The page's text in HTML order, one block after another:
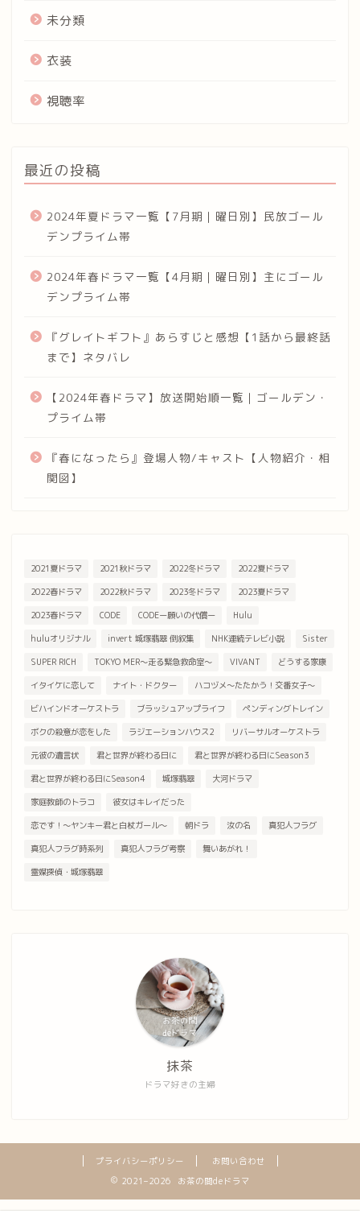
未分類
衣装
視聴率
最近の投稿
2024年夏ドラマ一覧【7月期｜曜日別】民放ゴール
デンプライム帯
2024年春ドラマ一覧【4月期｜曜日別】主にゴール
デンプライム帯
『グレイトギフト』あらすじと感想【1話から最終話
まで】ネタバレ
【2024年春ドラマ】放送開始順一覧｜ゴールデン・
プライム帯
『春になったら』登場人物/キャスト【人物紹介・相
関図】
2021夏ドラマ 2021秋ドラマ 2022冬ドラマ 2022夏ドラマ
2022春ドラマ 2022秋ドラマ 2023冬ドラマ 2023夏ドラマ
2023春ドラマ CODE CODEー願いの代償ー Hulu
huluオリジナル invert 城塚翡翠 倒叙集 NHK連続テレビ小説 Sister
SUPER RICH TOKYO MER～走る緊急救命室～ VIVANT どうする家康
イタイケに恋して ナイト・ドクター ハコヅメ～たたかう！交番女子～
ビハインドオーケストラ ブラッシュアップライフ ペンディングトレイン
ボクの殺意が恋をした ラジエーションハウス2 リバーサルオーケストラ
元彼の遺言状 君と世界が終わる日に 君と世界が終わる日にSeason3
君と世界が終わる日にSeason4 城塚翡翠 大河ドラマ
家庭教師のトラコ 彼女はキレイだった
恋です！～ヤンキー君と白杖ガール～ 朝ドラ 汝の名 真犯人フラグ
真犯人フラグ時系列 真犯人フラグ考察 舞いあがれ！
霊媒探偵・城塚翡翠
ドラマ好きの主婦
抹茶
プライバシーポリシー
お問い合わせ
2021–2026 お茶の間deドラマ